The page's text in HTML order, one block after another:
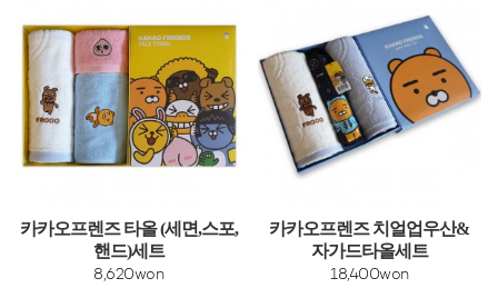
카카오프렌즈 타올 (세면,스포,
핸드)세트
8,620won
카카오프렌즈 치얼업우산&
자가드타올세트
18,400won